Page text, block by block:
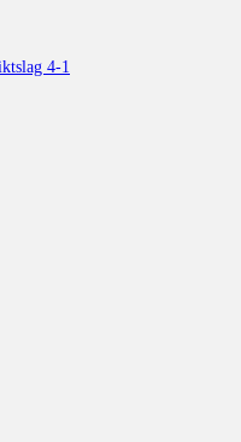
4-1